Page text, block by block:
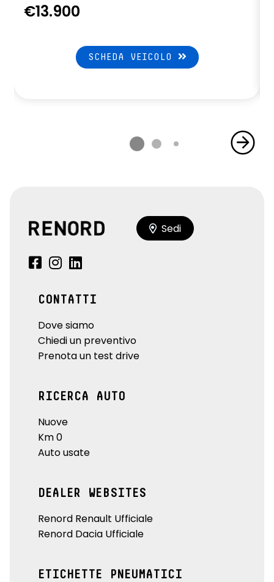
€13.900
SCHEDA VEICOLO
Sedi
CONTATTI
Dove siamo
Chiedi un preventivo
Prenota un test drive
RICERCA AUTO
Nuove
Km 0
Auto usate
DEALER WEBSITES
Renord Renault Ufficiale
Renord Dacia Ufficiale
ETICHETTE PNEUMATICI